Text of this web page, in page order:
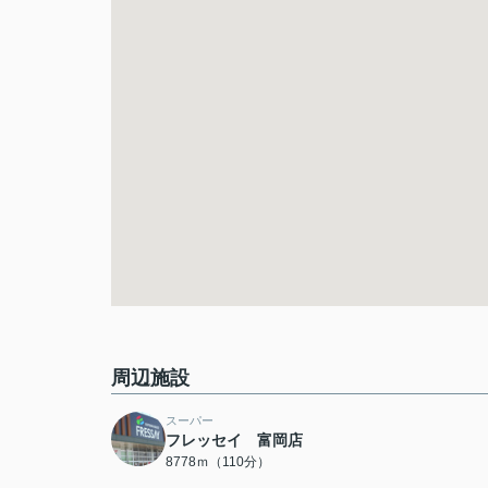
周辺施設
スーパー
フレッセイ 富岡店
8778ｍ（110分）